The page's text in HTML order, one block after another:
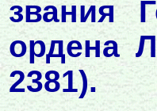
звания
ордена
2381).